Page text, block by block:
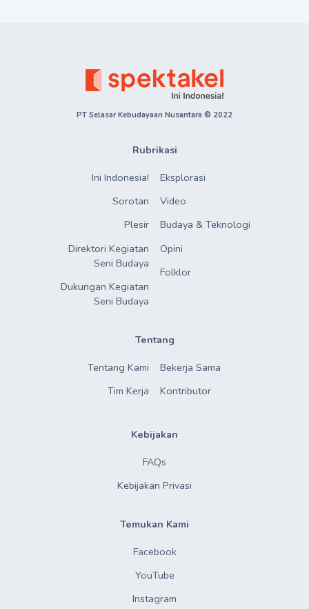
PT Selasar Kebudayaan Nusantara © 2022
Rubrikasi
Ini Indonesia!
Sorotan
Plesir
Direktori Kegiatan
Seni Budaya
Dukungan Kegiatan
Seni Budaya
Eksplorasi
Video
Budaya & Teknologi
Opini
Folklor
Tentang
Tentang Kami
Tim Kerja
Bekerja Sama
Kontributor
Kebijakan
FAQs
Kebijakan Privasi
Temukan Kami
Facebook
YouTube
Instagram